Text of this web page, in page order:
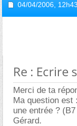
04/04/2006, 12h43
Re : Ecrire
Merci de ta
Ma question est
une entrée ?
Gérard.